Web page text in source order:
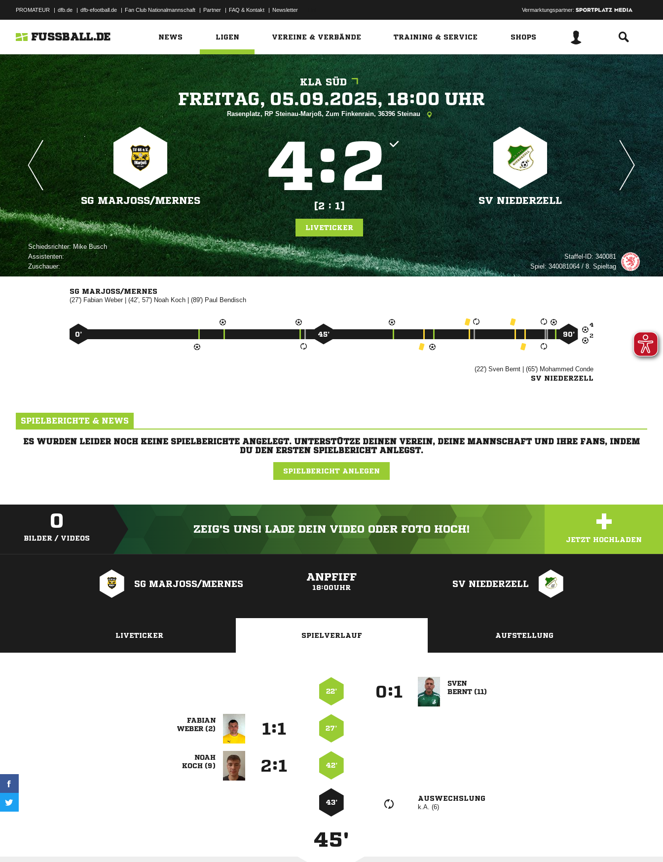
PROMATEUR | dfb.de | dfb-efootball.de | Fan Club Nationalmannschaft | Partner | FAQ & Kontakt | Newsletter Vermarktungspartner:
FUSSBALL.DE NEWS LIGEN VEREINE & VERBÄNDE TRAINING & SERVICE SHOPS
KLA SÜD
   
Rasenplatz, RP Steinau-Marjoß, Zum Finkenrain, 36396 Steinau
SG MARJOSS/​MERNES
:
[2 : 1]
SV NIEDERZELL
LIVETICKER
Schiedsrichter: 
Assistenten:
Zuschauer:
Staffel-ID:340081
Spiel:340081064 / 8. Spieltag
SG MARJOSS/MERNES
(27') | (42', 57') | (89')  


0’ 45’ 90’
(22')  | (65')  
SV NIEDERZELL
SPIELBERICHTE & NEWS
ES WURDEN LEIDER NOCH KEINE SPIELBERICHTE ANGELEGT. UNTERSTÜTZE DEINEN VEREIN, DEINE MANNSCHAFT UND IHRE FANS, INDEM
DU DEN ERSTEN SPIELBERICHT ANLEGST.
SPIELBERICHT ANLEGEN
0
BILDER / VIDEOS
ZEIG'S UNS! LADE DEIN VIDEO ODER FOTO HOCH! +
JETZT HOCHLADEN
SG MARJOSS/MERNES
ANPFIFF
18:00UHR SV NIEDERZELL
LIVETICKER SPIELVERLAUF AUFSTELLUNG
22’ :

 

 
: 27’

 
: 42’
43’
AUSWECHSLUNG
k.A. (6)
45'